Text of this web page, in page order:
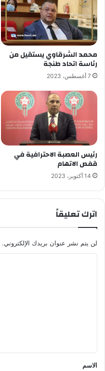
محمد الشرقاوي يستقيل من
رئاسة اتحاد طنجة
7 أغسطس، 2023
رئيس العصبة الاحترافية في
قفص الاتهام
14 أكتوبر، 2023
اترك تعليقاً
لن يتم نشر عنوان بريدك الإلكتروني.
*
الاسم